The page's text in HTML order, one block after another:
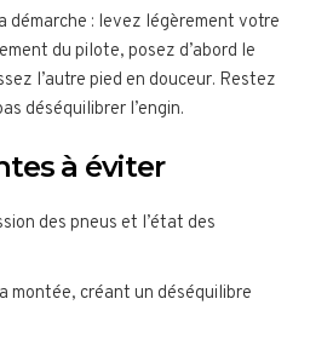
démarche : levez légèrement votre
du pilote, posez d’abord le
l’autre pied en douceur. Restez
déséquilibrer l’engin.
à éviter
des pneus et l’état des
montée, créant un déséquilibre